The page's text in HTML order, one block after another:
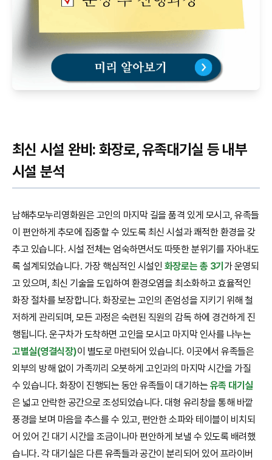
최신 시설 완비: 화장로, 유족대기실 등 내부
시설 분석
남해추모누리영화원은 고인의 마지막 길을 품격 있게 모시고, 유족들
이 편안하게 추모에 집중할 수 있도록 최신 시설과 쾌적한 환경을 갖
추고 있습니다. 시설 전체는 엄숙하면서도 따뜻한 분위기를 자아내도
록 설계되었습니다. 가장 핵심적인 시설인 화장로는 총 3기 가 운영되
고 있으며, 최신 기술을 도입하여 환경오염을 최소화하고 효율적인
화장 절차를 보장합니다. 화장로는 고인의 존엄성을 지키기 위해 철
저하게 관리되며, 모든 과정은 숙련된 직원의 감독 하에 경건하게 진
행됩니다. 운구차가 도착하면 고인을 모시고 마지막 인사를 나누는
고별실(영결식장)이 별도로 마련되어 있습니다. 이곳에서 유족들은
외부의 방해 없이 가족끼리 오붓하게 고인과의 마지막 시간을 가질
수 있습니다. 화장이 진행되는 동안 유족들이 대기하는 유족 대기실
은 넓고 안락한 공간으로 조성되었습니다. 대형 유리창을 통해 바깥
풍경을 보며 마음을 추스를 수 있고, 편안한 소파와 테이블이 비치되
어 있어 긴 대기 시간을 조금이나마 편안하게 보낼 수 있도록 배려했
습니다. 각 대기실은 다른 유족들과 공간이 분리되어 있어 프라이버